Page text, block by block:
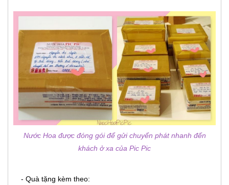
Nước Hoa được đóng gói để gửi chuyển phát nhanh đến
khách ở xa của Pic Pic
- Quà tặng kèm theo: